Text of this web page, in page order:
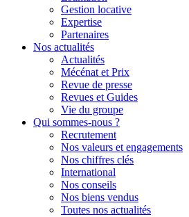
Gestion locative
Expertise
Partenaires
Nos actualités
Actualités
Mécénat et Prix
Revue de presse
Revues et Guides
Vie du groupe
Qui sommes-nous ?
Recrutement
Nos valeurs et engagements
Nos chiffres clés
International
Nos conseils
Nos biens vendus
Toutes nos actualités